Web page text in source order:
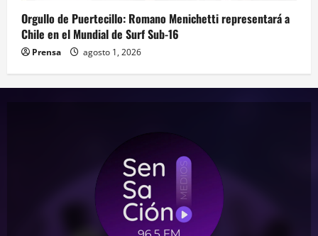
Orgullo de Puertecillo: Romano Menichetti representará a
Chile en el Mundial de Surf Sub-16
Prensa agosto 1, 2026